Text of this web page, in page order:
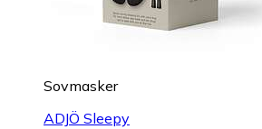
Sovmasker
ADJÖ Sleepy